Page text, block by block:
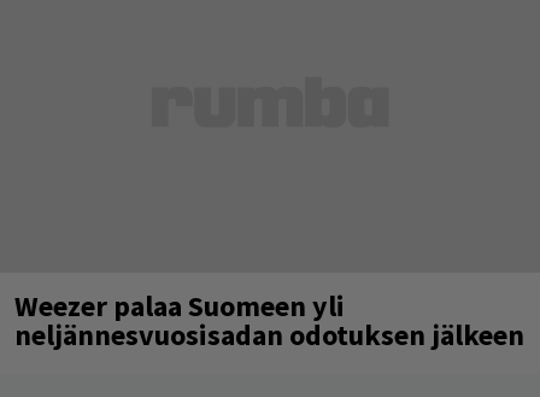
Weezer palaa Suomeen yli
neljännesvuosisadan odotuksen jälkeen